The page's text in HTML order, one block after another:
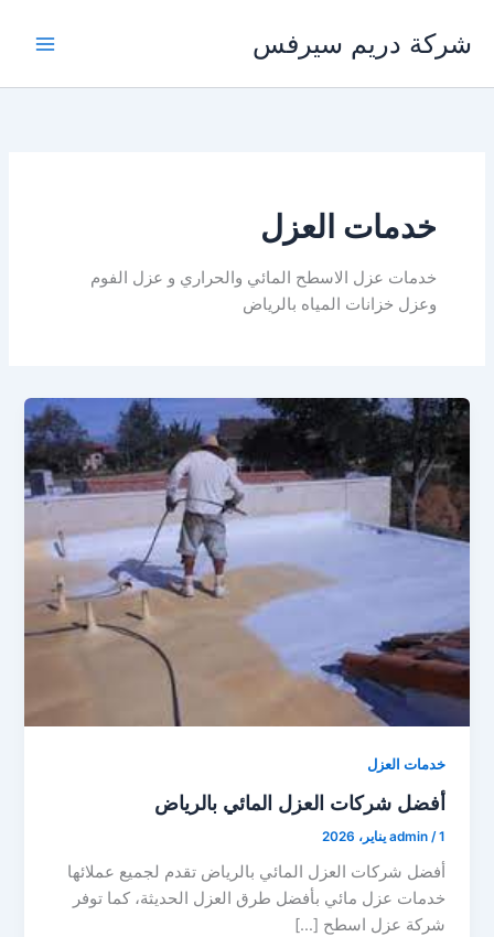
المحتوى
شركة دريم سيرفس
خدمات العزل
خدمات عزل الاسطح المائي والحراري و عزل الفوم
وعزل خزانات المياه بالرياض
خدمات العزل
أفضل شركات العزل المائي بالرياض
admin /1 يناير، 2026
أفضل شركات العزل المائي بالرياض تقدم لجميع عملائها
خدمات عزل مائي بأفضل طرق العزل الحديثة، كما توفر
شركة عزل اسطح […]